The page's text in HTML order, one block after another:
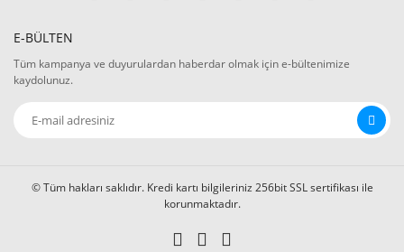
E-BÜLTEN
Tüm kampanya ve duyurulardan haberdar olmak için e-bültenimize
kaydolunuz.
© Tüm hakları saklıdır. Kredi kartı bilgileriniz 256bit SSL sertifikası ile
korunmaktadır.